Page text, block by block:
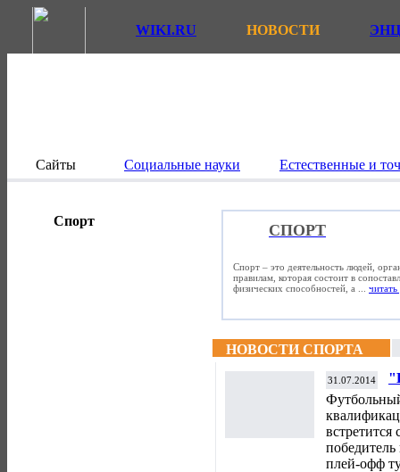
WIKI.RU НОВОСТИ
Сайты Социальные науки Естественные и
Спорт
СПОРТ
Спорт – это деятельность людей,
правилам, которая состоит в
физических способностей, а ... читать
НОВОСТИ СПОРТА
31.07.2014
победитель
плей-офф